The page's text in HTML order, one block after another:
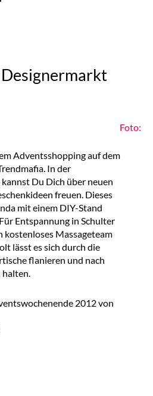
Foto:
Adventsshopping auf dem
In der
Du Dich über neuen
freuen. Dieses
mit einem DIY-Stand
Entspannung in Schulter
kostenloses Massageteam
lässt es sich durch die
flanieren und nach
halten.
2012 von